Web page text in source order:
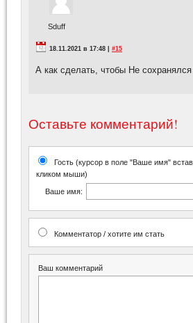
Sduff
18.11.2021 в 17:48 | #15
А как сделать, чтобы Не
Оставьте комментарий!
Гость (курсор в поле "Ваше имя"
кликом мыши)
Ваше имя:
Комментатор / хотите им стать
Ваш комментарий